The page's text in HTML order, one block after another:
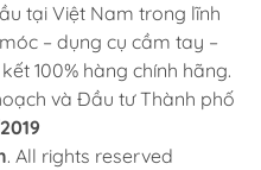
tại Việt Nam trong lĩnh
– dụng cụ cầm tay –
100% hàng chính hãng.
và Đầu tư Thành phố
. All rights reserved